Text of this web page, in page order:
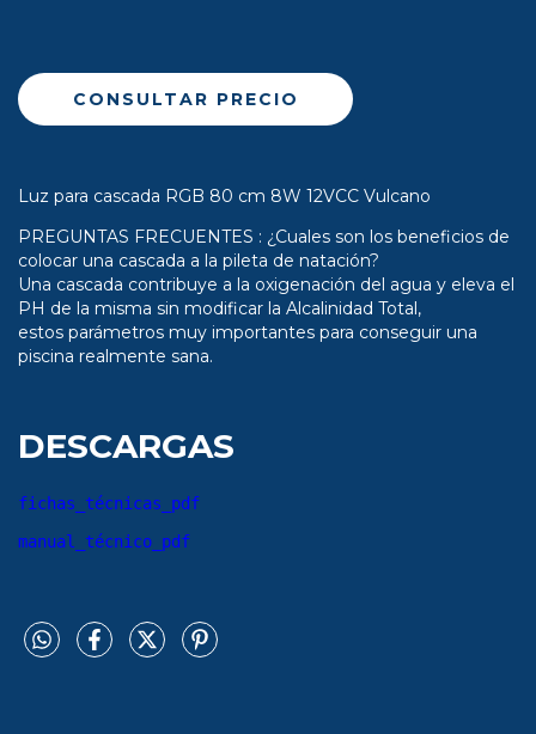
Luz para cascada RGB 80 cm 8W 12VCC Vulcano
PREGUNTAS FRECUENTES : ¿Cuales son los beneficios de
colocar una cascada a la pileta de natación?
Una cascada contribuye a la oxigenación del agua y eleva el
PH de la misma sin modificar la Alcalinidad Total,
estos parámetros muy importantes para conseguir una
piscina realmente sana.
DESCARGAS
fichas_técnicas_pdf
manual_técnico_pdf